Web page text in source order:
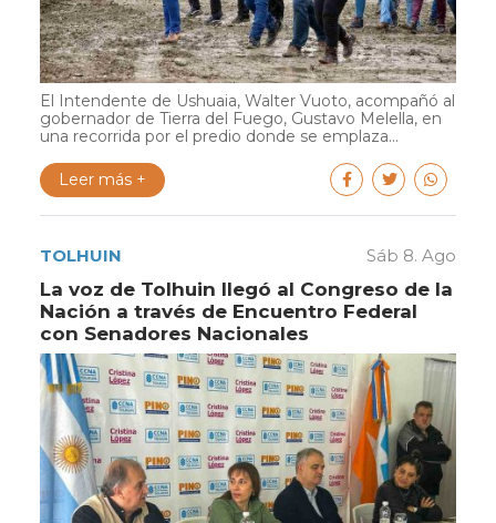
El Intendente de Ushuaia, Walter Vuoto, acompañó al
gobernador de Tierra del Fuego, Gustavo Melella, en
una recorrida por el predio donde se emplaza...
Leer más +
TOLHUIN Sáb 8. Ago
La voz de Tolhuin llegó al Congreso de la
Nación a través de Encuentro Federal
con Senadores Nacionales